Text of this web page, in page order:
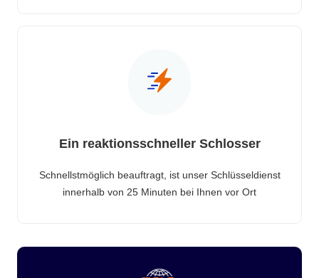
Ein reaktionsschneller Schlosser
Schnellstmöglich beauftragt, ist unser Schlüsseldienst
innerhalb von 25 Minuten bei Ihnen vor Ort